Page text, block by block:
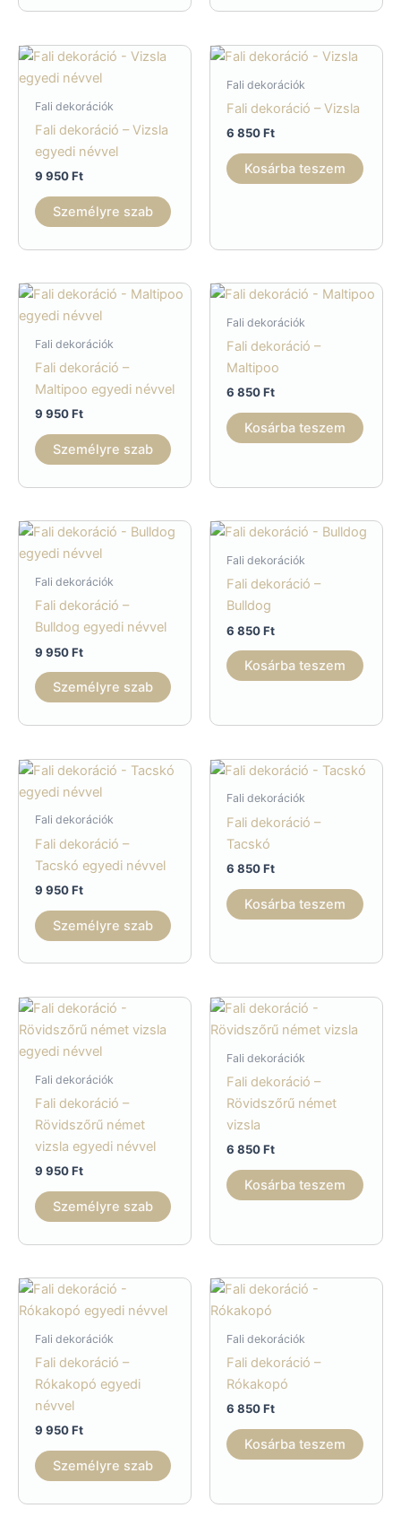
Fali dekorációk
Fali dekoráció – Vizsla
egyedi névvel
9 950Ft
Személyre szab
Fali dekorációk
Fali dekoráció – Vizsla
6 850Ft
Kosárba teszem
Fali dekorációk
Fali dekoráció –
Maltipoo egyedi névvel
9 950Ft
Személyre szab
Fali dekorációk
Fali dekoráció –
Maltipoo
6 850Ft
Kosárba teszem
Fali dekorációk
Fali dekoráció –
Bulldog egyedi névvel
9 950Ft
Személyre szab
Fali dekorációk
Fali dekoráció –
Bulldog
6 850Ft
Kosárba teszem
Fali dekorációk
Fali dekoráció –
Tacskó egyedi névvel
9 950Ft
Személyre szab
Fali dekorációk
Fali dekoráció –
Tacskó
6 850Ft
Kosárba teszem
Fali dekorációk
Fali dekoráció –
Rövidszőrű német
vizsla egyedi névvel
9 950Ft
Személyre szab
Fali dekorációk
Fali dekoráció –
Rövidszőrű német
vizsla
6 850Ft
Kosárba teszem
Fali dekorációk
Fali dekoráció –
Rókakopó egyedi
névvel
9 950Ft
Személyre szab
Fali dekorációk
Fali dekoráció –
Rókakopó
6 850Ft
Kosárba teszem